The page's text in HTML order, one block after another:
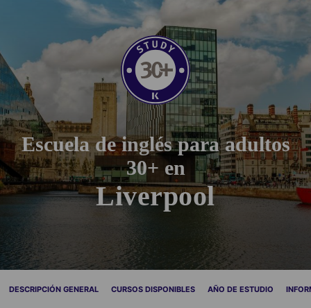
Escuela de inglés para adultos
30+ en
Liverpool
DESCRIPCIÓN GENERAL CURSOS DISPONIBLES AÑO DE ESTUDIO